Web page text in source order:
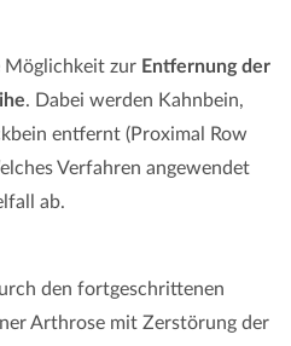
zur Entfernung der
. Dabei werden Kahnbein,
entfernt (Proximal Row
Verfahren angewendet
ab.
den fortgeschrittenen
Arthrose mit Zerstörung der